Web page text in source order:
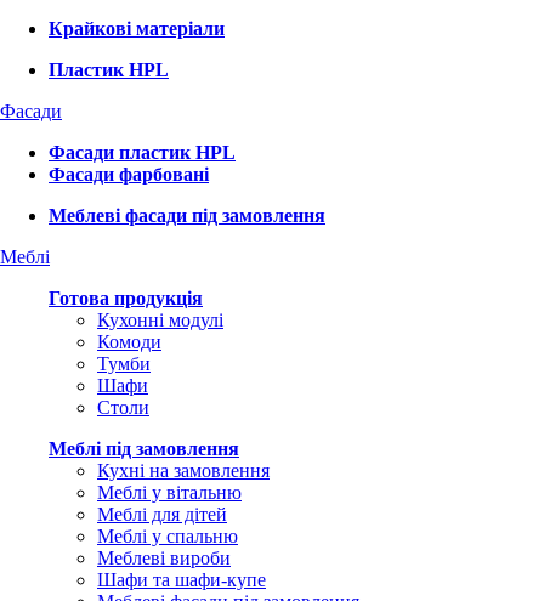
Крайкові матеріали
Пластик HPL
Фасади
Фасади пластик HPL
Фасади фарбовані
Меблеві фасади під замовлення
Меблі
Готова продукція
Кухонні модулі
Комоди
Тумби
Шафи
Столи
Меблі під замовлення
Кухні на замовлення
Меблі у вітальню
Меблі для дітей
Меблі у спальню
Меблеві вироби
Шафи та шафи-купе